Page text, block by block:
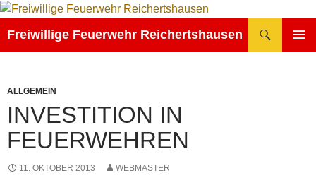
Zum
springen
Freiwillige Feuerwehr Reichertshausen
ALLGEMEIN
INVESTITION IN
FEUERWEHREN
11. OKTOBER 2013 WEBMASTER